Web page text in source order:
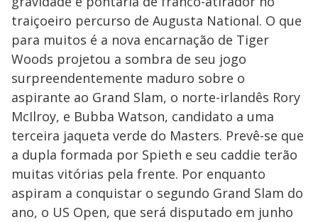
traiçoeiro percurso de Augusta National. O que
para muitos é a nova encarnação de Tiger
Woods projetou a sombra de seu jogo
surpreendentemente maduro sobre o
aspirante ao Grand Slam, o norte-irlandês Rory
McIlroy, e Bubba Watson, candidato a uma
terceira jaqueta verde do Masters. Prevê-se que
a dupla formada por Spieth e seu caddie terão
muitas vitórias pela frente. Por enquanto
aspiram a conquistar o segundo Grand Slam do
ano, o US Open, que será disputado em junho